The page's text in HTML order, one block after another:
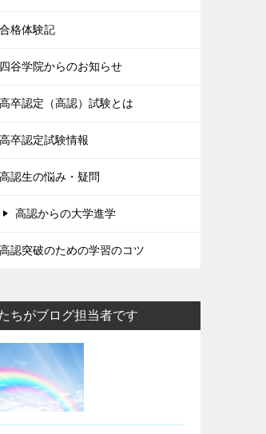
合格体験記
四谷学院からのお知らせ
高卒認定（高認）試験とは
高卒認定試験情報
高認生の悩み・疑問
高認からの大学進学
高認突破のための学習のコツ
ちがブログ担当者です